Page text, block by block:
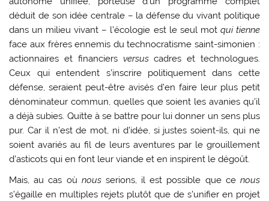
déduit de son idée centrale – la défense du vivant politique
dans un milieu vivant – l’écologie est le seul mot qui tienne
face aux frères ennemis du technocratisme saint-simonien :
actionnaires et financiers versuscadres et technologues.
Ceux qui entendent s’inscrire politiquement dans cette
défense, seraient peut-être avisés d’en faire leur plus petit
dénominateur commun, quelles que soient les avanies qu’il
a déjà subies. Quitte à se battre pour lui donner un sens plus
pur. Car il n’est de mot, ni d’idée, si justes soient-ils, qui ne
soient avariés au fil de leurs aventures par le grouillement
d’asticots qui en font leur viande et en inspirent le dégoût.
Mais, au cas où nousserions, il est possible que ce nous
s’égaille en multiples rejets plutôt que de s’unifier en projet